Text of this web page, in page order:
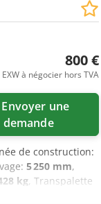
et l’opérateur :
un confort
marché, incluant
et une
Afin de répondre
timonerie en fonte
800 €
EXW à négocier hors TVA
demande
de construction:
5 250 mm,
kg, Transpalette
2019 par nos